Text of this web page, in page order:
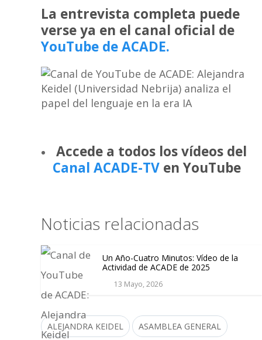
La entrevista completa puede
verse ya en el canal oficial de
YouTube de ACADE.
Accede a todos los vídeos del
Canal ACADE-TV en YouTube
Noticias relacionadas
13 Mayo, 2026
Un Año-Cuatro Minutos: Vídeo de la
Actividad de ACADE de 2025
ALEJANDRA KEIDEL ASAMBLEA GENERAL